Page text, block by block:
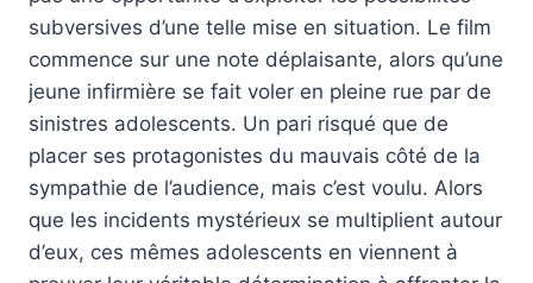
subversives d’une telle mise en situation. Le film
commence sur une note déplaisante, alors qu’une
jeune infirmière se fait voler en pleine rue par de
sinistres adolescents. Un pari risqué que de
placer ses protagonistes du mauvais côté de la
sympathie de l’audience, mais c’est voulu. Alors
que les incidents mystérieux se multiplient autour
d’eux, ces mêmes adolescents en viennent à